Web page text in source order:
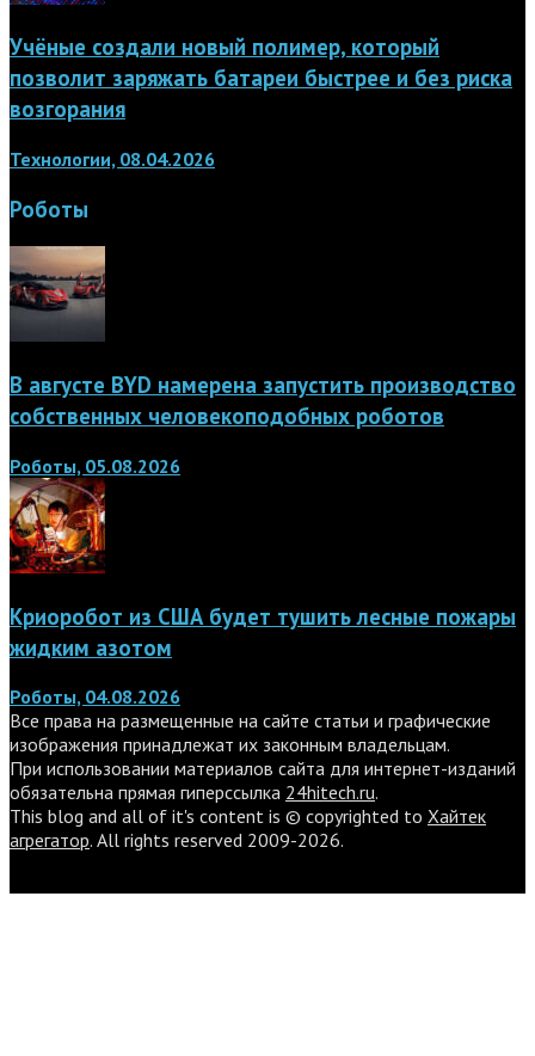
Учёные создали новый полимер, который
позволит заряжать батареи быстрее и без риска
возгорания
Технологии, 08.04.2026
Роботы
В августе BYD намерена запустить производство
собственных человекоподобных роботов
Роботы, 05.08.2026
Криоробот из США будет тушить лесные пожары
жидким азотом
Роботы, 04.08.2026
Все права на размещенные на сайте статьи и графические
изображения принадлежат их законным владельцам.
При использовании материалов сайта для интернет-изданий
обязательна прямая гиперссылка 24hitech.ru.
This blog and all of it's content is © copyrighted to Хайтек
агрегатор. All rights reserved 2009-2026.